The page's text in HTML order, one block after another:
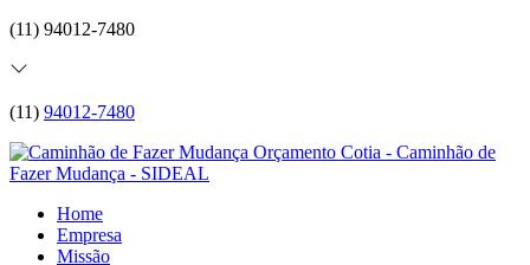
(11) 94012-7480
(11) 94012-7480
Home
Empresa
Missão